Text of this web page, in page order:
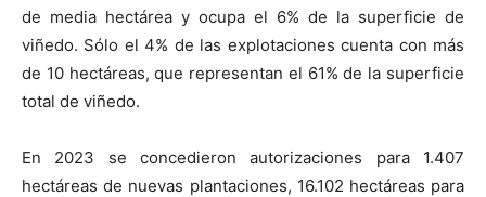
de media hectárea y ocupa el 6% de la superficie de
viñedo. Sólo el 4% de las explotaciones cuenta con más
de 10 hectáreas, que representan el 61% de la superficie
total de viñedo.
En 2023 se concedieron autorizaciones para 1.407
hectáreas de nuevas plantaciones, 16.102 hectáreas para